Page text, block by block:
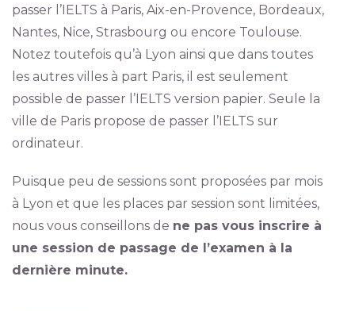
passer l’IELTS à Paris, Aix-en-Provence, Bordeaux,
Nantes, Nice, Strasbourg ou encore Toulouse.
Notez toutefois qu’à Lyon ainsi que dans toutes
les autres villes à part Paris, il est seulement
possible de passer l’IELTS version papier. Seule la
ville de Paris propose de passer l’IELTS sur
ordinateur.
Puisque peu de sessions sont proposées par mois
à Lyon et que les places par session sont limitées,
nous vous conseillons de ne pas vous inscrire à
une session de passage de l’examen à la
dernière minute.